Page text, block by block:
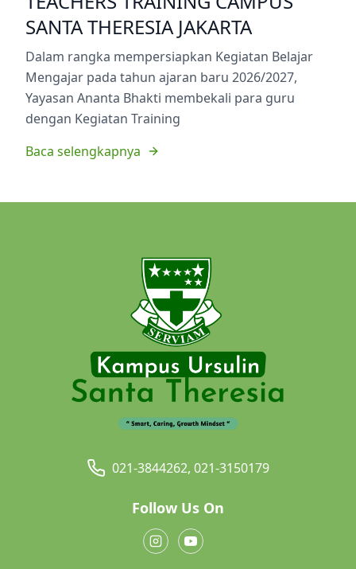
SANTA THERESIA JAKARTA
Dalam rangka mempersiapkan Kegiatan Belajar
Mengajar pada tahun ajaran baru 2026/2027,
Yayasan Ananta Bhakti membekali para guru
dengan Kegiatan Training
Baca selengkapnya
021-3844262, 021-3150179
Follow Us On